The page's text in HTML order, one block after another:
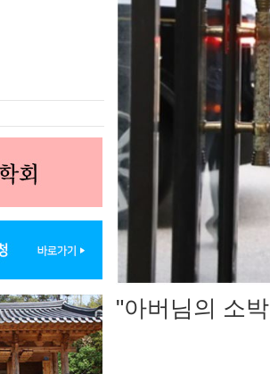
"아버님의 소